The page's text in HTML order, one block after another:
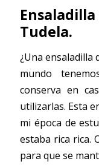
Tudela.
¿Una ensaladilla
mundo
conserva en
utilizarlas. Esta
mi época de
estaba rica rica.
para que se